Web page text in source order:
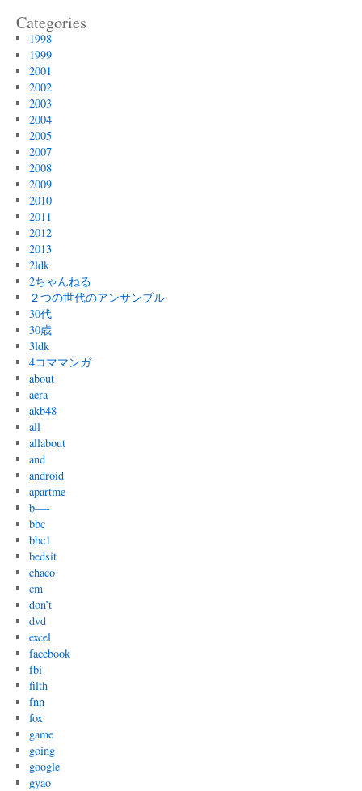
Categories
1998
1999
2001
2002
2003
2004
2005
2007
2008
2009
2010
2011
2012
2013
2ldk
2ちゃんねる
２つの世代のアンサンブル
30代
30歳
3ldk
4コママンガ
about
aera
akb48
all
allabout
and
android
apartme
b—-
bbc
bbc1
bedsit
chaco
cm
don’t
dvd
excel
facebook
fbi
filth
fnn
fox
game
going
google
gyao